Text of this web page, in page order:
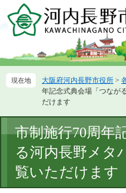
ー
先
ニ
を
本
文
大阪府河内長野市役所 >
年記念式典会場「つなが
だけます
文
市制施行70周年
る河内長野メタ
覧いただけます